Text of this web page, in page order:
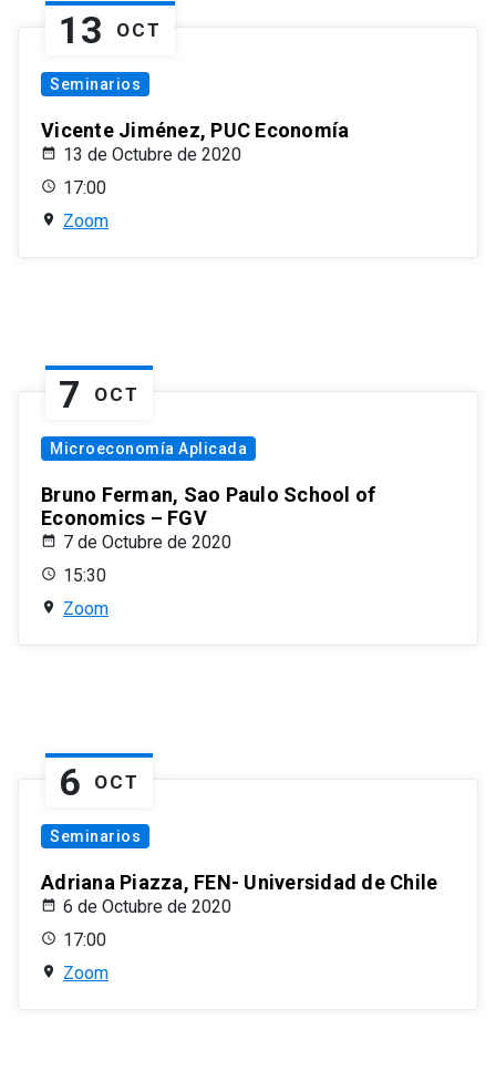
13 OCT
Seminarios
Vicente Jiménez, PUC Economía
13 de Octubre de 2020
17:00
Zoom
7 OCT
Microeconomía Aplicada
Bruno Ferman, Sao Paulo School of
Economics – FGV
7 de Octubre de 2020
15:30
Zoom
6 OCT
Seminarios
Adriana Piazza, FEN- Universidad de Chile
6 de Octubre de 2020
17:00
Zoom